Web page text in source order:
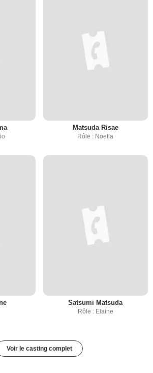
Matsuda Risae
Rôle : Noella
Satsumi Matsuda
Rôle : Elaine
Voir le casting complet